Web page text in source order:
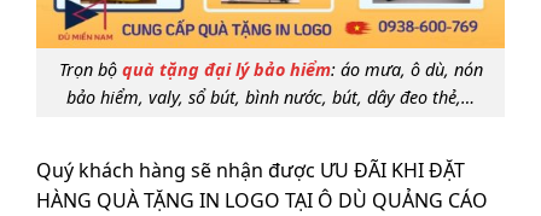
Trọn bộ quà tặng đại lý bảo hiểm: áo mưa, ô dù, nón
bảo hiểm, valy, sổ bút, bình nước, bút, dây đeo thẻ,…
Quý khách hàng sẽ nhận được ƯU ĐÃI KHI ĐẶT
HÀNG QUÀ TẶNG IN LOGO TẠI Ô DÙ QUẢNG CÁO